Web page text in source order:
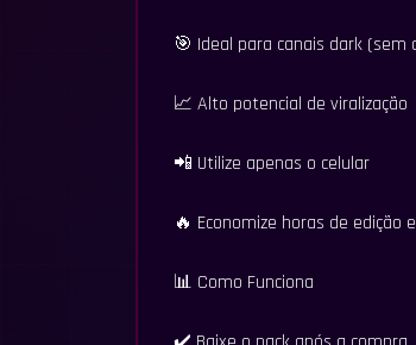
🎯 Ideal para canais dark (sem
📈 Alto potencial de viralização
📲 Utilize apenas o celular
🔥 Economize horas de edição
📊 Como Funciona